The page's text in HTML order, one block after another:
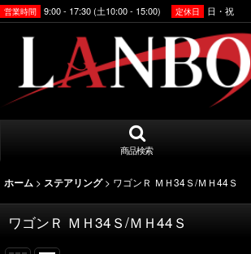
営業時間 9:00 - 17:30 (土10:00 - 15:00) 定休日 日・祝
商品検索
ホーム > ステアリング > ワゴンＲ ＭＨ34Ｓ/ＭＨ44Ｓ
ワゴンＲ ＭＨ34Ｓ/ＭＨ44Ｓ